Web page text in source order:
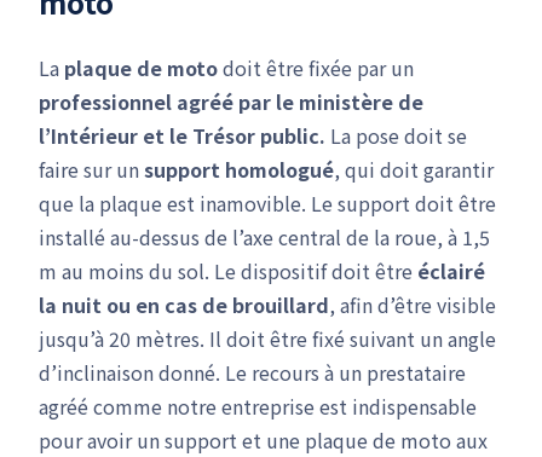
La plaque de motodoit être fixée par un
professionnel agréé par le ministère de
l’Intérieur et le Trésor public. La pose doit se
faire sur unsupport homologué, qui doit garantir
que la plaque est inamovible. Le support doit être
installé au-dessus de l’axe central de la roue, à 1,5
m au moins du sol. Le dispositif doit être éclairé
la nuit ou en cas de brouillard, afin d’être visible
jusqu’à 20 mètres. Il doit être fixé suivant un angle
d’inclinaison donné. Le recours à un prestataire
agréé comme notre entreprise est indispensable
pour avoir un support et une plaque de moto aux